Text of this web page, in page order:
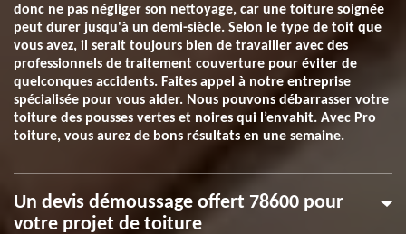
donc ne pas négliger son nettoyage, car une toiture soignée
peut durer jusqu'à un demi-siècle. Selon le type de toit que
vous avez, il serait toujours bien de travailler avec des
professionnels de traitement couverture pour éviter de
quelconques accidents. Faites appel à notre entreprise
spécialisée pour vous aider. Nous pouvons débarrasser votre
toiture des pousses vertes et noires qui l’envahit. Avec Pro
toiture, vous aurez de bons résultats en une semaine.
Un devis démoussage offert 78600 pour
votre projet de toiture